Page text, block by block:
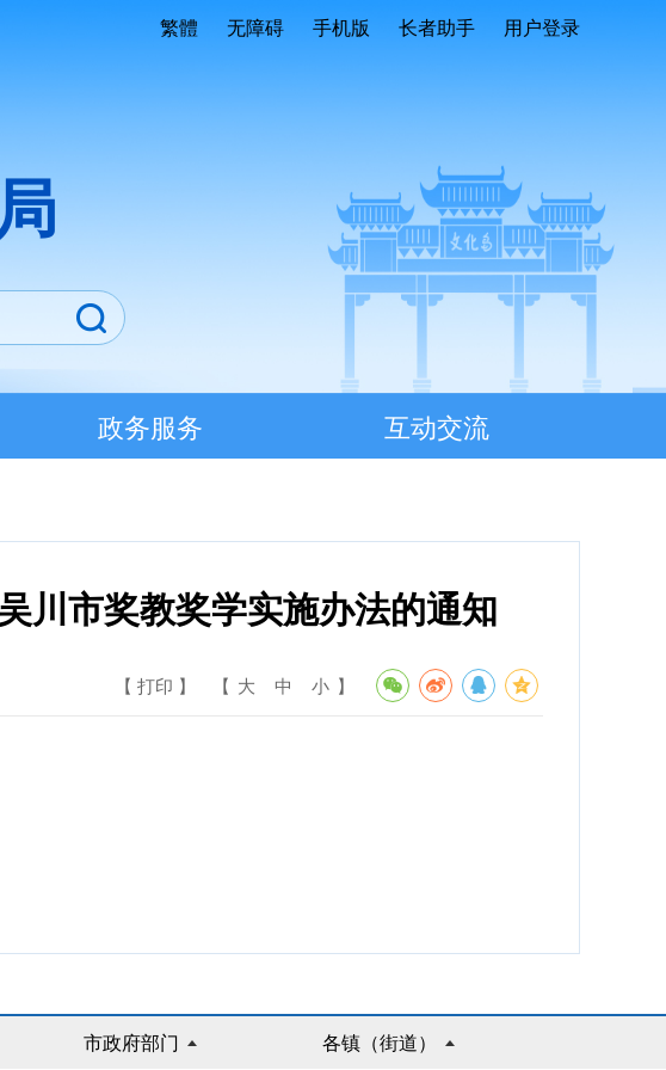
繁體 无障碍 手机版 长者助手 用户登录
政务服务 互动交流
川市奖教奖学实施办法的通知
【 打印 】 【 大 中 小 】
市政府部门 各镇（街道）